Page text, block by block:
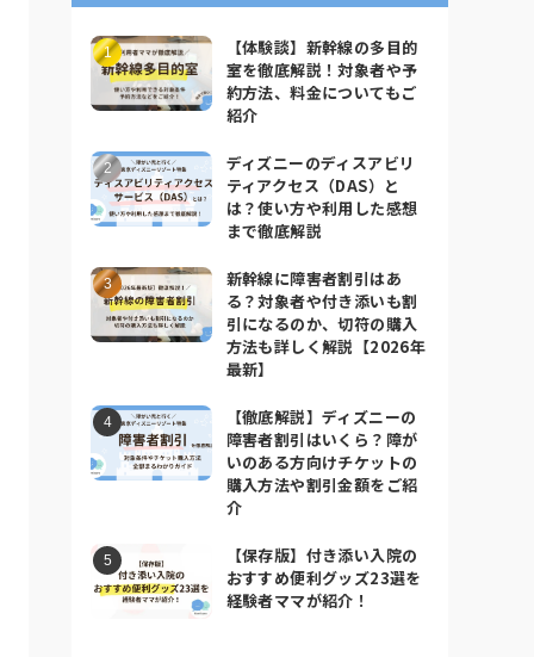
【体験談】新幹線の多目的
室を徹底解説！対象者や予
約方法、料金についてもご
紹介
ディズニーのディスアビリ
ティアクセス（DAS）と
は？使い方や利用した感想
まで徹底解説
新幹線に障害者割引はあ
る？対象者や付き添いも割
引になるのか、切符の購入
方法も詳しく解説【2026年
最新】
【徹底解説】ディズニーの
障害者割引はいくら？障が
いのある方向けチケットの
購入方法や割引金額をご紹
介
【保存版】付き添い入院の
おすすめ便利グッズ23選を
経験者ママが紹介！